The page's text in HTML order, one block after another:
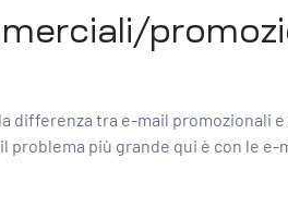
differenza tra e-mail
più grande qui è con le